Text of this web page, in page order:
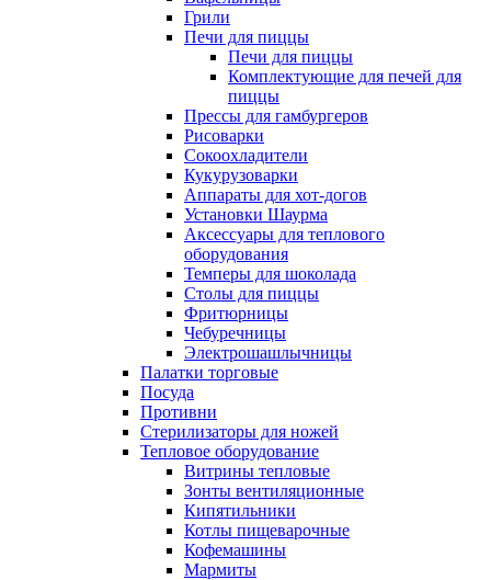
Грили
Печи для пиццы
Печи для пиццы
Комплектующие для печей для
пиццы
Прессы для гамбургеров
Рисоварки
Сокоохладители
Кукурузоварки
Аппараты для хот-догов
Установки Шаурма
Аксессуары для теплового
оборудования
Темперы для шоколада
Столы для пиццы
Фритюрницы
Чебуречницы
Электрошашлычницы
Палатки торговые
Посуда
Противни
Стерилизаторы для ножей
Тепловое оборудование
Витрины тепловые
Зонты вентиляционные
Кипятильники
Котлы пищеварочные
Кофемашины
Мармиты